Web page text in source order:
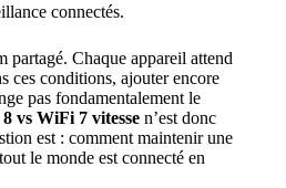
connectés.
Chaque appareil attend
ces conditions, ajouter encore
pas fondamentalement le
vs WiFi 7 vitesse n’est donc
est : comment maintenir une
le monde est connecté en